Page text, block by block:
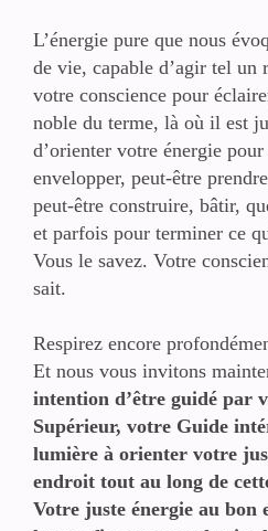
L’énergie pure que nous
de vie, capable d’agir tel un
votre conscience pour
noble du terme, là où il est
d’orienter votre énergie
envelopper, peut-être
peut-être construire, bâtir,
et parfois pour terminer ce
Vous le savez. Votre
sait.
Respirez encore
Et nous vous invitons
intention d’être guidé par
Supérieur, votre Guide
lumière à orienter votre
endroit tout au long de
Votre juste énergie au